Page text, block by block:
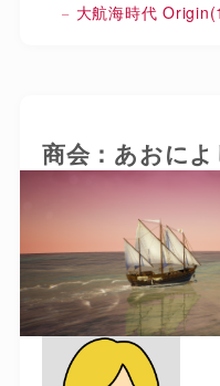
大航海時代 Origin
商会：あおによ